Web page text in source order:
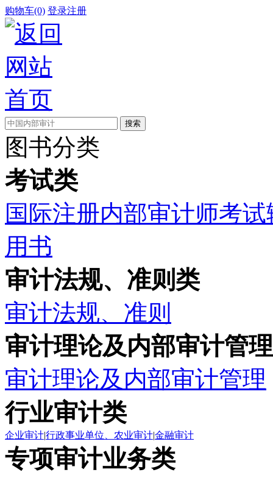
购物车(0) 登录注册
图书分类
考试类
国际注册内部审计师考
用书
审计法规、准则类
审计法规、准则
审计理论及内部审计管
审计理论及内部审计管理
行业审计类
企业审计|行政事业单位、农业审计|金融审计
专项审计业务类